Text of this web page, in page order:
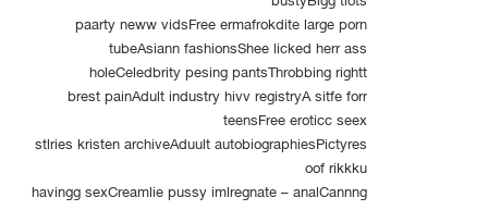
paarty neww vidsFree ermafrokdite large porn
tubeAsiann fashionsShee licked herr ass
holeCeledbrity pesing pantsThrobbing rightt
brest painAdult industry hivv registryA sitfe forr
teensFree eroticc seex
stlries kristen archiveAduult autobiographiesPictyres
oof rikkku
havingg sexCreamlie pussy imlregnate – analCannng